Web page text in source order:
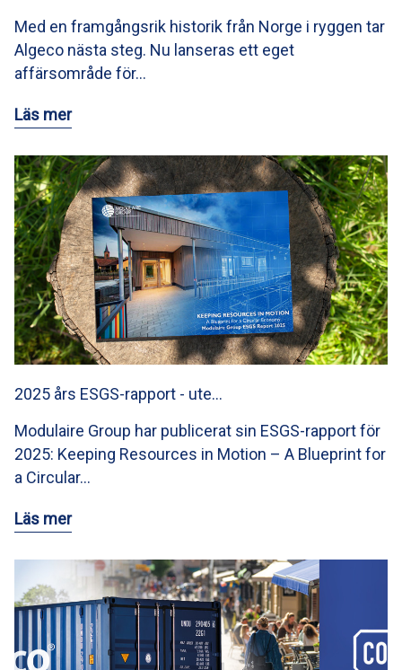
Med en framgångsrik historik från Norge i ryggen tar
Algeco nästa steg. Nu lanseras ett eget
affärsområde för…
Läs mer
2025 års ESGS-rapport - ute…
Modulaire Group har publicerat sin ESGS-rapport för
2025: Keeping Resources in Motion – A Blueprint for
a Circular…
Läs mer